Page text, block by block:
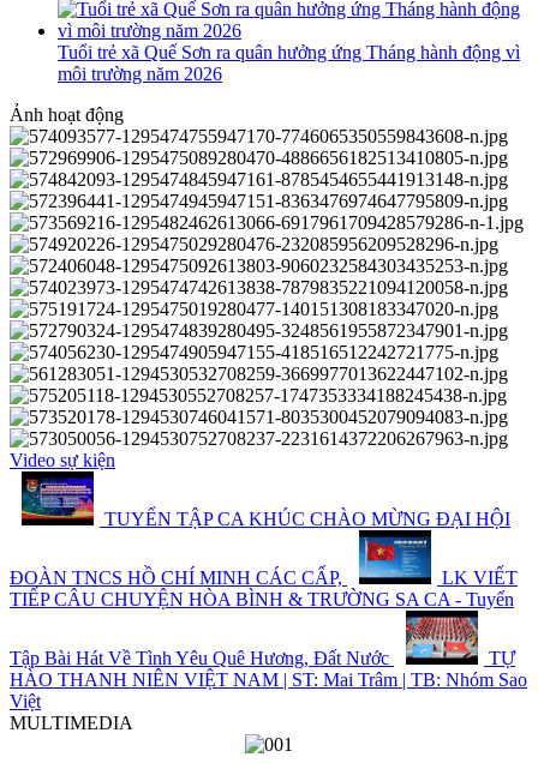
Tuổi trẻ xã Quế Sơn ra quân hưởng ứng Tháng hành động vì
môi trường năm 2026
Ảnh hoạt động
Video sự kiện
TUYỂN TẬP CA KHÚC CHÀO MỪNG ĐẠI HỘI
ĐOÀN TNCS HỒ CHÍ MINH CÁC CẤP,
LK VIẾT
TIẾP CÂU CHUYỆN HÒA BÌNH & TRƯỜNG SA CA - Tuyển
Tập Bài Hát Về Tình Yêu Quê Hương, Đất Nước
TỰ
HÀO THANH NIÊN VIỆT NAM | ST: Mai Trâm | TB: Nhóm Sao
Việt
MULTIMEDIA